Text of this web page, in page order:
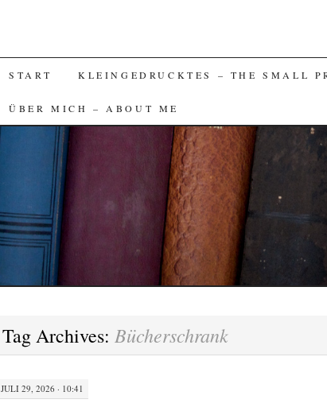
SKIP
TO
CONTENT
START KLEINGEDRUCKTES – THE SMALL
ÜBER MICH – ABOUT ME
Tag Archives: Bücherschrank
JULI 29, 2026 · 10:41